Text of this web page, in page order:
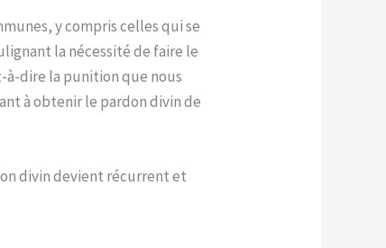
y compris celles qui se
la nécessité de faire le
à-dire la punition que nous
à obtenir le pardon divin de
divin devient récurrent et